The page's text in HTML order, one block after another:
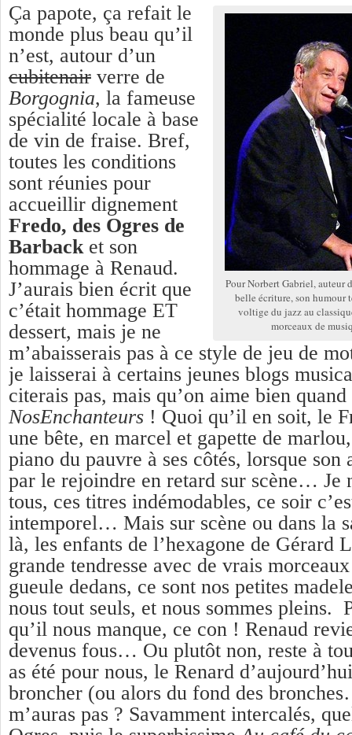
Pour Norbert Gabriel, auteur
belle écriture, son humour
voltige du jazz au
morceaux de
Ça papote, ça refait le
monde plus beau qu’il
n’est, autour d’un
cubitenair verre de
Borgognia, la fameuse
spécialité locale à base
de vin de fraise. Bref,
toutes les conditions
sont réunies pour
accueillir dignement
Fredo, des Ogres de
Barback et son
hommage à Renaud.
J’aurais bien écrit que
c’était hommage ET
dessert, mais je ne
m’abaisserais pas à ce style de jeu de
je laisserai à certains jeunes blogs
citerais pas, mais qu’on aime bien
NosEnchanteurs ! Quoi qu’il en soit, le
une bête, en marcel et gapette de
piano du pauvre à ses côtés, lorsque
par le rejoindre en retard sur scène… Je
tous, ces titres indémodables, ce soir
intemporel… Mais sur scène ou dans la
là, les enfants de l’hexagone de Gérard
grande tendresse avec de vrais
gueule dedans, ce sont nos petites
nous tout seuls, et nous sommes pleins.
qu’il nous manque, ce con ! Renaud
devenus fous… Ou plutôt non, reste à
as été pour nous, le Renard
broncher (ou alors du fond des
m’auras pas ? Savamment intercalés,